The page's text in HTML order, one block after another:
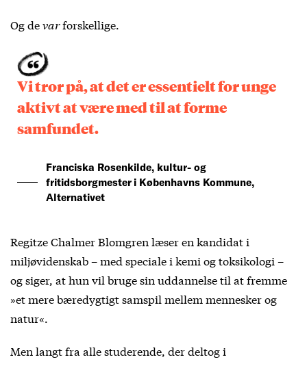
Og devarforskellige.
Vi tror på, at det er essentielt for unge
aktivt at være med til at forme
samfundet.
Franciska Rosenkilde, kultur- og
fritidsborgmester i Københavns Kommune,
Alternativet
Regitze Chalmer Blomgren læser en kandidat i
miljøvidenskab – med speciale i kemi og toksikologi –
og siger, at hun vil bruge sin uddannelse til at fremme
»et mere bæredygtigt samspil mellem mennesker og
natur«.
Men langt fra alle studerende, der deltog i